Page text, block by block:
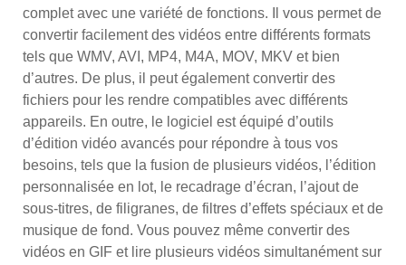
complet avec une variété de fonctions. Il vous permet de
convertir facilement des vidéos entre différents formats
tels que WMV, AVI, MP4, M4A, MOV, MKV et bien
d’autres. De plus, il peut également convertir des
fichiers pour les rendre compatibles avec différents
appareils. En outre, le logiciel est équipé d’outils
d’édition vidéo avancés pour répondre à tous vos
besoins, tels que la fusion de plusieurs vidéos, l’édition
personnalisée en lot, le recadrage d’écran, l’ajout de
sous-titres, de filigranes, de filtres d’effets spéciaux et de
musique de fond. Vous pouvez même convertir des
vidéos en GIF et lire plusieurs vidéos simultanément sur